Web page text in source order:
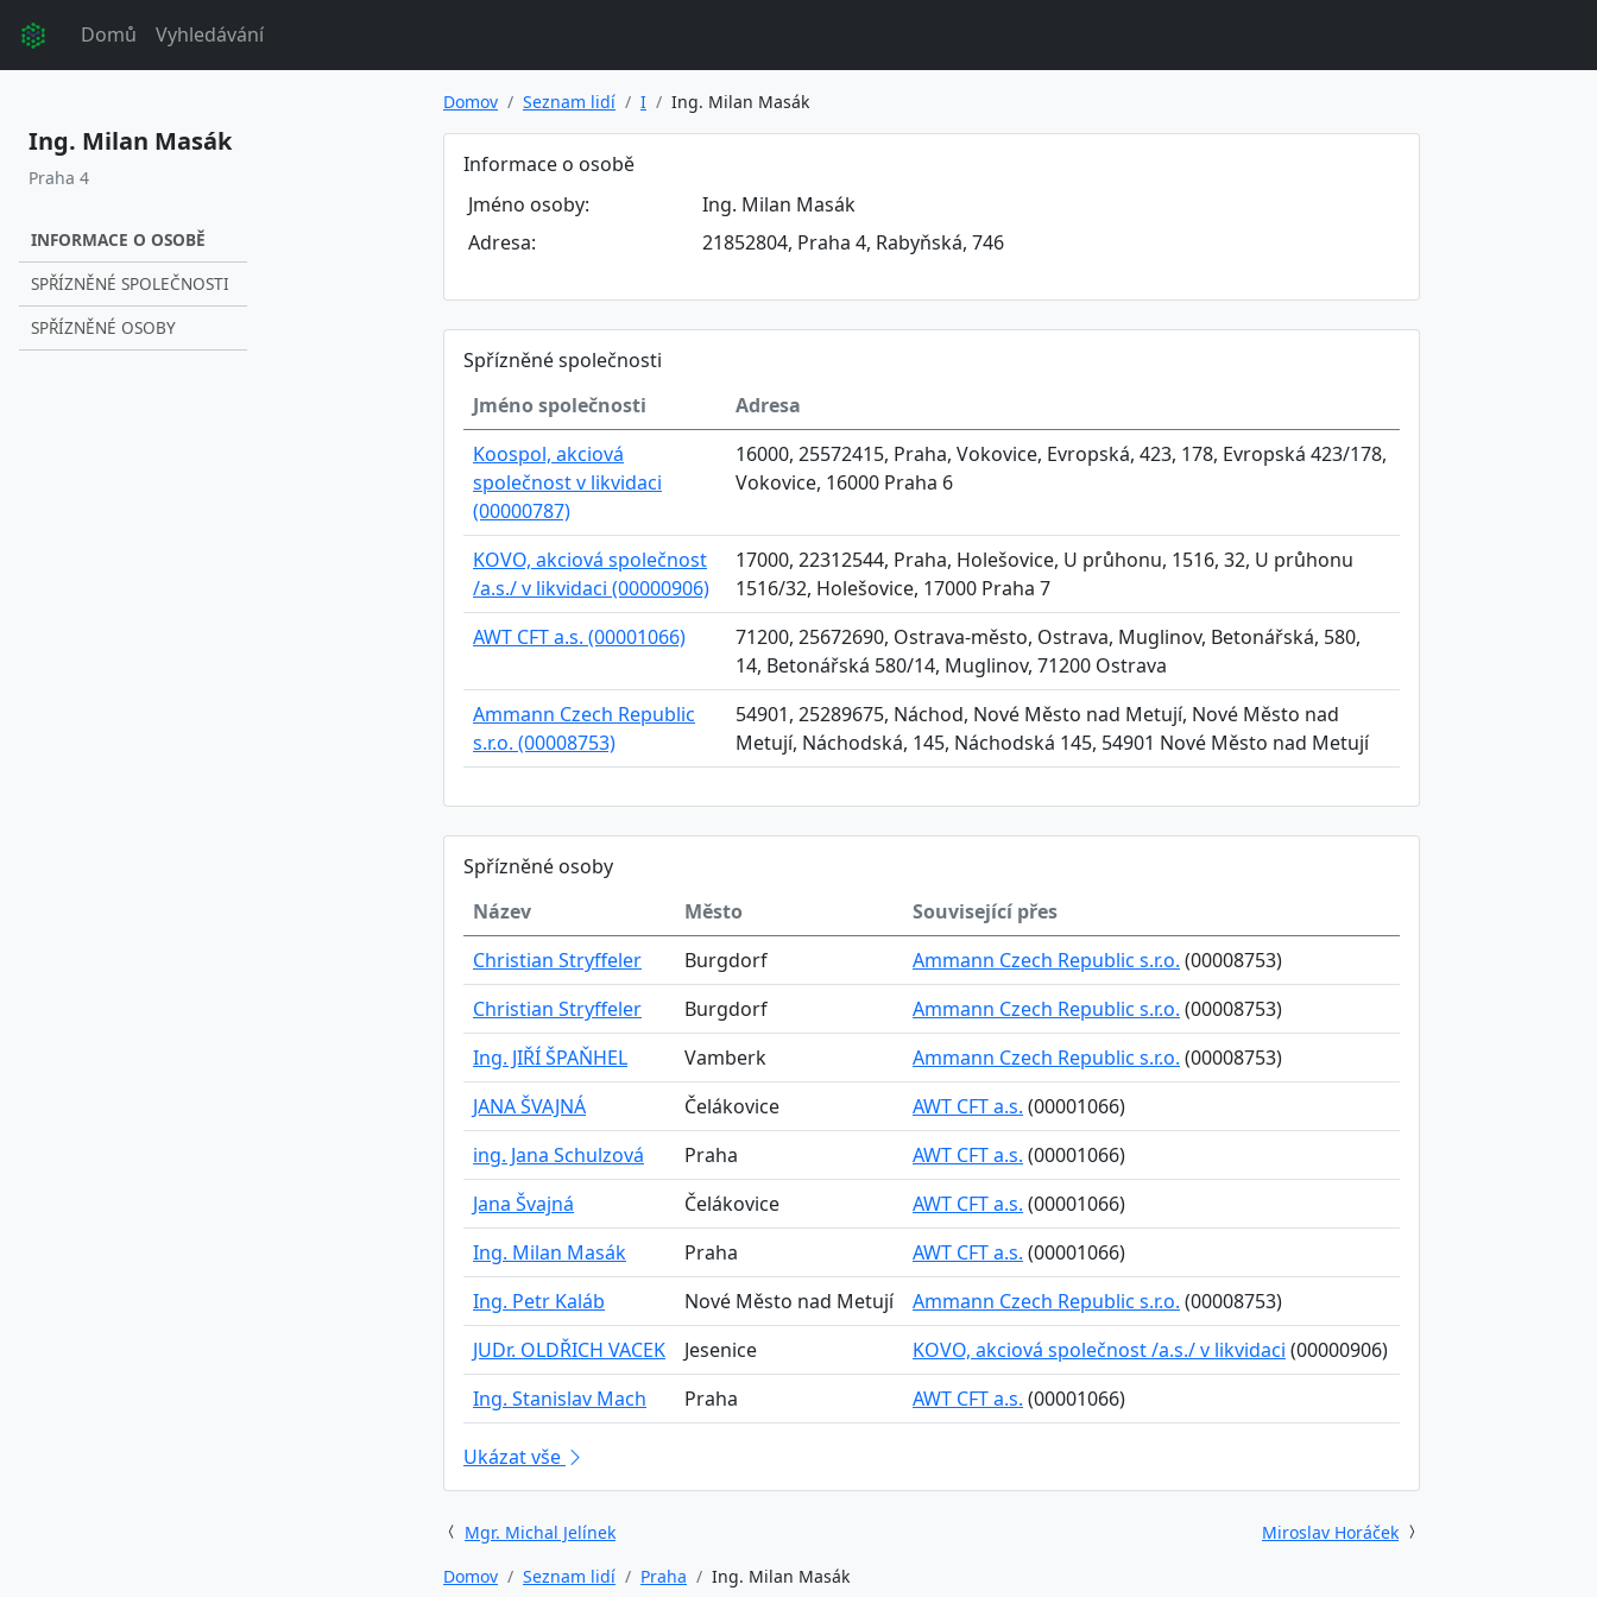
Domů Vyhledávání
Ing. Milan Masák
Praha 4
INFORMACE O OSOBĚ
SPŘÍZNĚNÉ SPOLEČNOSTI
SPŘÍZNĚNÉ OSOBY
Domov Seznam lidí I Ing. Milan Masák
Informace o osobě
Jméno osoby:
Ing. Milan Masák
Adresa:
21852804, Praha 4, Rabyňská, 746
Spřízněné společnosti
Jméno společnosti
Adresa
Koospol, akciová
společnost v likvidaci
(00000787)
16000, 25572415, Praha, Vokovice, Evropská, 423, 178, Evropská 423/178,
Vokovice, 16000 Praha 6
KOVO, akciová společnost
/a.s./ v likvidaci (00000906)
17000, 22312544, Praha, Holešovice, U průhonu, 1516, 32, U průhonu
1516/32, Holešovice, 17000 Praha 7
AWT CFT a.s. (00001066)
71200, 25672690, Ostrava-město, Ostrava, Muglinov, Betonářská, 580,
14, Betonářská 580/14, Muglinov, 71200 Ostrava
Ammann Czech Republic
s.r.o. (00008753)
54901, 25289675, Náchod, Nové Město nad Metují, Nové Město nad
Metují, Náchodská, 145, Náchodská 145, 54901 Nové Město nad Metují
Spřízněné osoby
Název
Město
Související přes
Christian Stryffeler
Burgdorf Ammann Czech Republic s.r.o. (00008753)
Christian Stryffeler
Burgdorf Ammann Czech Republic s.r.o. (00008753)
Ing. JIŘÍ ŠPAŇHEL
Vamberk Ammann Czech Republic s.r.o. (00008753)
JANA ŠVAJNÁ
Čelákovice AWT CFT a.s. (00001066)
ing. Jana Schulzová
Praha AWT CFT a.s. (00001066)
Jana Švajná
Čelákovice AWT CFT a.s. (00001066)
Ing. Milan Masák
Praha AWT CFT a.s. (00001066)
Ing. Petr Kaláb
Nové Město nad Metují Ammann Czech Republic s.r.o. (00008753)
JUDr. OLDŘICH VACEK
Jesenice KOVO, akciová společnost /a.s./ v likvidaci (00000906)
Ing. Stanislav Mach
Praha AWT CFT a.s. (00001066)
Ukázat vše
Mgr. Michal Jelínek
Miroslav Horáček
Domov
Seznam lidí Praha Ing. Milan Masák